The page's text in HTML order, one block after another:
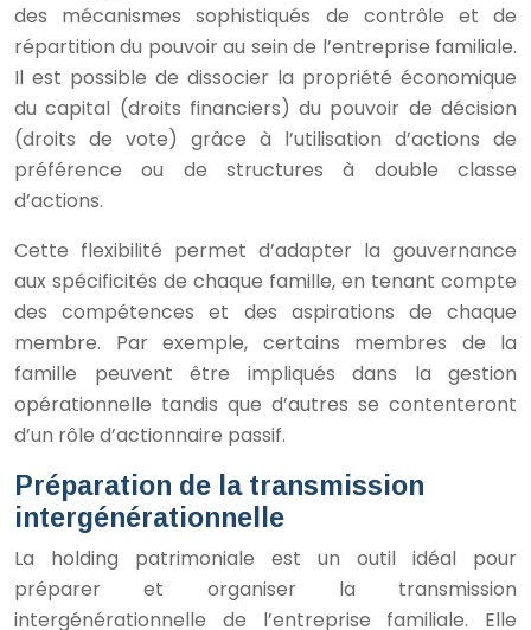
des mécanismes sophistiqués de contrôle et de
répartition du pouvoir au sein de l’entreprise familiale.
Il est possible de dissocier la propriété économique
du capital (droits financiers) du pouvoir de décision
(droits de vote) grâce à l’utilisation d’actions de
préférence ou de structures à double classe
d’actions.
Cette flexibilité permet d’adapter la gouvernance
aux spécificités de chaque famille, en tenant compte
des compétences et des aspirations de chaque
membre. Par exemple, certains membres de la
famille peuvent être impliqués dans la gestion
opérationnelle tandis que d’autres se contenteront
d’un rôle d’actionnaire passif.
Préparation de la transmission
intergénérationnelle
La holding patrimoniale est un outil idéal pour
préparer et organiser la transmission
intergénérationnelle de l’entreprise familiale. Elle